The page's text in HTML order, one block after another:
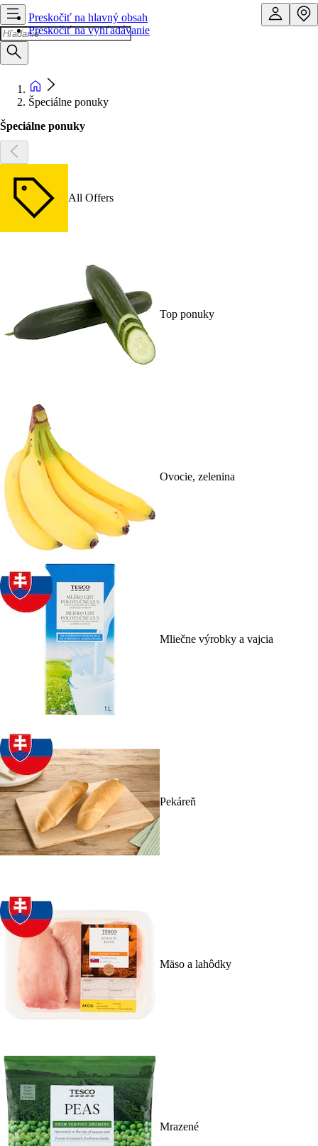
Preskočiť na hlavný obsah
Preskočiť na vyhľadávanie
Špeciálne ponuky
Špeciálne ponuky
All Offers
Top ponuky
Ovocie, zelenina
Mliečne výrobky a vajcia
Pekáreň
Mäso a lahôdky
Mrazené